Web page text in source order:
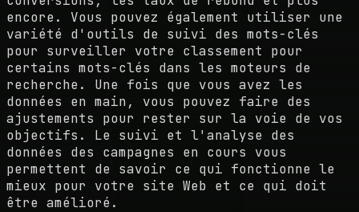
encore. Vous pouvez également utiliser une
variété d'outils de suivi des mots-clés
pour surveiller votre classement pour
certains mots-clés dans les moteurs de
recherche. Une fois que vous avez les
données en main, vous pouvez faire des
ajustements pour rester sur la voie de vos
objectifs. Le suivi et l'analyse des
données des campagnes en cours vous
permettent de savoir ce qui fonctionne le
mieux pour votre site Web et ce qui doit
être amélioré.